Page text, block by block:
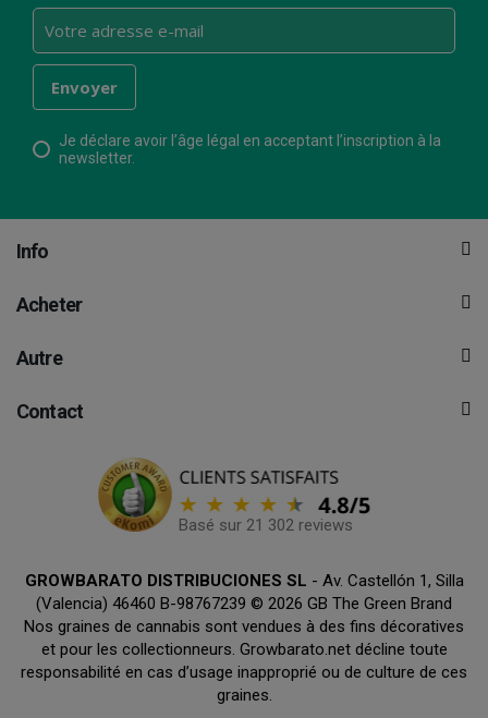
Je déclare avoir l’âge légal en acceptant l’inscription à la
newsletter.
Info
Acheter
Autre
Contact
Basé sur 21 302 reviews
GROWBARATO DISTRIBUCIONES SL - Av. Castellón 1, Silla
(Valencia) 46460 B-98767239 © 2026 GB The Green Brand
Nos graines de cannabis sont vendues à des fins décoratives
et pour les collectionneurs. Growbarato.net décline toute
responsabilité en cas d’usage inapproprié ou de culture de ces
graines.